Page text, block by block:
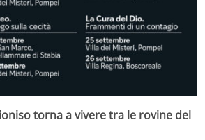
torna a vivere tra le rovine del